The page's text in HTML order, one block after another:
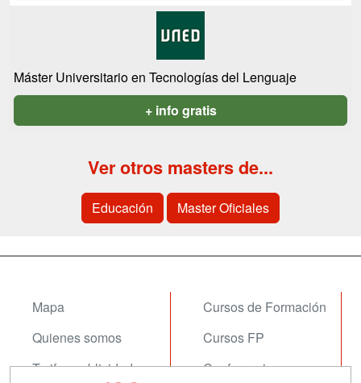
Máster Universitario en Tecnologías del Lenguaje
+ info gratis
Ver otros masters de...
Educación Master Oficiales
Mapa
Quienes somos
Tarifas publicidad
Cursos de Formación
Cursos FP
Conferencias